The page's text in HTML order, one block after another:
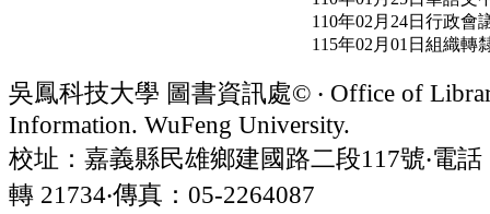
110年02月24日行政會
115年02月01日組織轉
吳鳳科技大學 圖書資訊處© ‧ Office of
Information. WuFeng University.
校址：嘉義縣民雄鄉建國路二段117號‧電話
轉 21734‧傳真：05-2264087